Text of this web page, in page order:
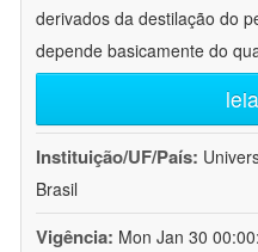
derivados da destilação do
depende basicamente do
Instituição/UF/País:
Brasil
Vigência: Mon Jan 30